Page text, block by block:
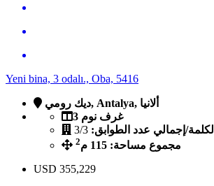
Yeni bina, 3 odalı., Oba, 5416
ديك رومي, Antalya, ألانيا
3 غرف نوم
الكلمة/إجمالي عدد الطوابق: 3/3
مجموع مساحة: 115 م
2
USD 355,229